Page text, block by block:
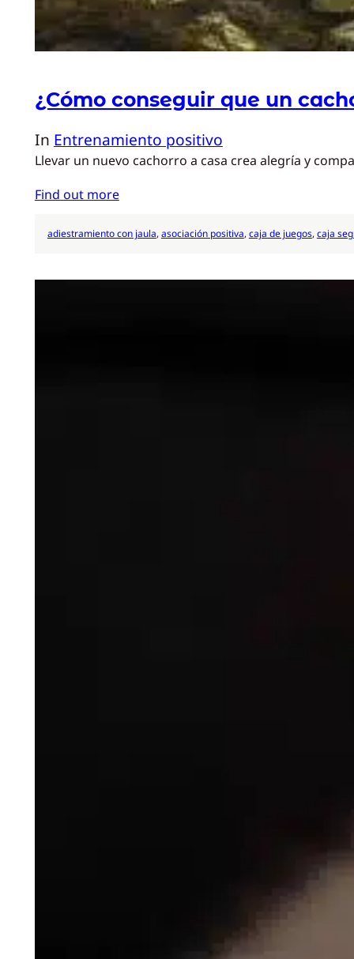
¿Cómo conseguir que un
In Entrenamiento positivo
Llevar un nuevo cachorro a casa crea alegría y
Find out more
adiestramiento con jaula, asociación positiva, caja de juegos, caja